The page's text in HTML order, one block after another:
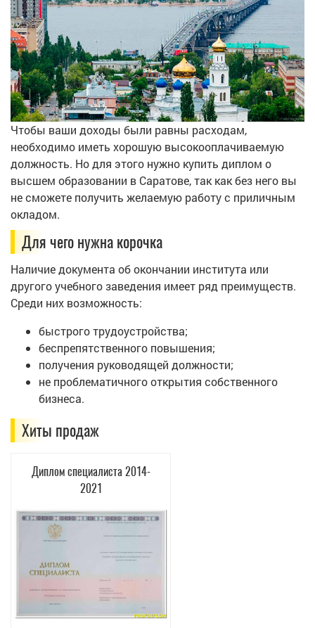
Чтобы ваши доходы были равны расходам,
необходимо иметь хорошую высокооплачиваемую
должность. Но для этого нужно купить диплом о
высшем образовании в Саратове, так как без него вы
не сможете получить желаемую работу с приличным
окладом.
Для чего нужна корочка
Наличие документа об окончании института или
другого учебного заведения имеет ряд преимуществ.
Среди них возможность:
быстрого трудоустройства;
беспрепятственного повышения;
получения руководящей должности;
не проблематичного открытия собственного
бизнеса.
Хиты продаж
Диплом специалиста 2014-
2021